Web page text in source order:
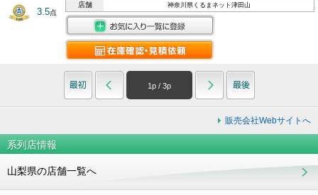
3.5点
店舗 神奈川県くるまネット津田山
1p / 3p
販売会社Webサイトへ
系列店情報
山梨県の店舗一覧へ